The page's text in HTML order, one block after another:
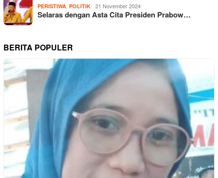
PERISTIWA POLITIK 21 November 2024
Selaras dengan Asta Cita Presiden Prabow…
BERITA POPULER